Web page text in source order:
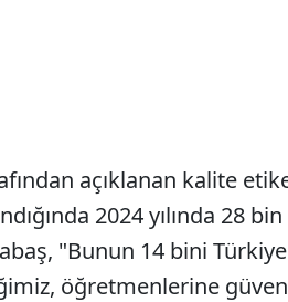
açıklanan kalite
2024 yılında 28
"Bunun 14 bini
öğretmenlerine